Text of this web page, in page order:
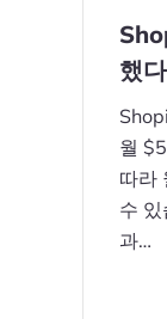
사전
전자상
했다
월
따라
수
과…